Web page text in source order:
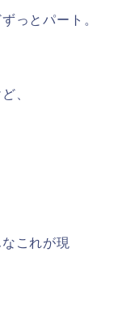
っとパート。
、
これが現